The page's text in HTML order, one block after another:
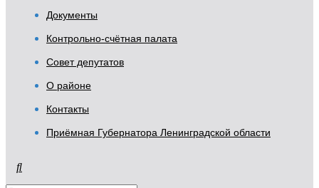
Документы
Контрольно-счётная палата
Совет депутатов
О районе
Контакты
Приёмная Губернатора Ленинградской области